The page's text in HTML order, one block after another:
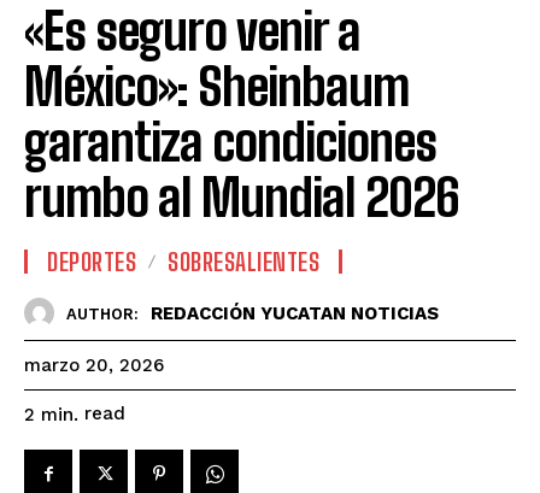
«Es seguro venir a
México»: Sheinbaum
garantiza condiciones
rumbo al Mundial 2026
DEPORTES SOBRESALIENTES
AUTHOR: REDACCIÓN YUCATAN NOTICIAS
marzo 20, 2026
2 min. read